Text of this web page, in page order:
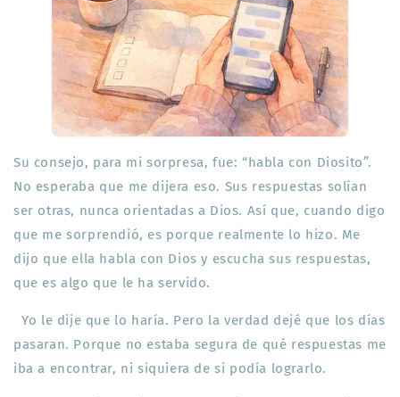
Su consejo, para mi sorpresa, fue: “habla con Diosito”.
No esperaba que me dijera eso. Sus respuestas solían
ser otras, nunca orientadas a Dios. Así que, cuando digo
que me sorprendió, es porque realmente lo hizo. Me
dijo que ella habla con Dios y escucha sus respuestas,
que es algo que le ha servido.
Yo le dije que lo haría. Pero la verdad dejé que los días
pasaran. Porque no estaba segura de qué respuestas me
iba a encontrar, ni siquiera de si podía lograrlo.